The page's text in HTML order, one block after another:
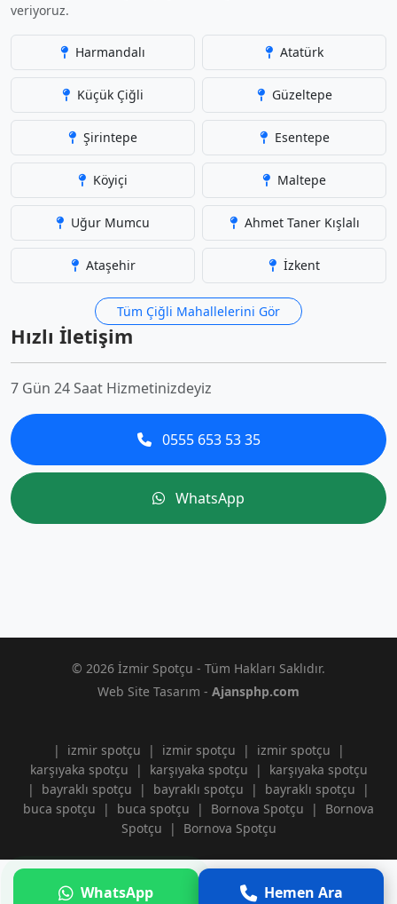
veriyoruz.
Harmandalı Atatürk
Küçük Çiğli Güzeltepe
Şirintepe Esentepe
Köyiçi Maltepe
Uğur Mumcu Ahmet Taner Kışlalı
Ataşehir İzkent
Tüm Çiğli Mahallelerini Gör
Hızlı İletişim
7 Gün 24 Saat Hizmetinizdeyiz
0555 653 53 35
WhatsApp
© 2026 İzmir Spotçu - Tüm Hakları Saklıdır.
Web Site Tasarım - Ajansphp.com
| izmir spotçu | izmir spotçu | izmir spotçu
|
karşıyaka spotçu
| karşıyaka spotçu |
karşıyaka spotçu
|
bayraklı spotçu | bayraklı spotçu | bayraklı spotçu
|
buca spotçu
| buca spotçu | Bornova Spotçu |
Bornova
Spotçu
| Bornova Spotçu